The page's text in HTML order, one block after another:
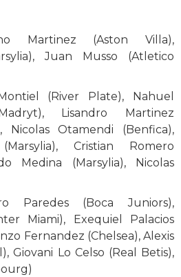
Martinez (Aston Villa),
Juan Musso (Atletico
(River Plate), Nahuel
Lisandro Martinez
Nicolas Otamendi (Benfica),
Cristian Romero
Medina (Marsylia), Nicolas
Paredes (Boca Juniors),
Miami), Exequiel Palacios
Fernandez (Chelsea), Alexis
Giovani Lo Celso (Real Betis),